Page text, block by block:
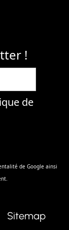
!
de
de Google ainsi
Sitemap